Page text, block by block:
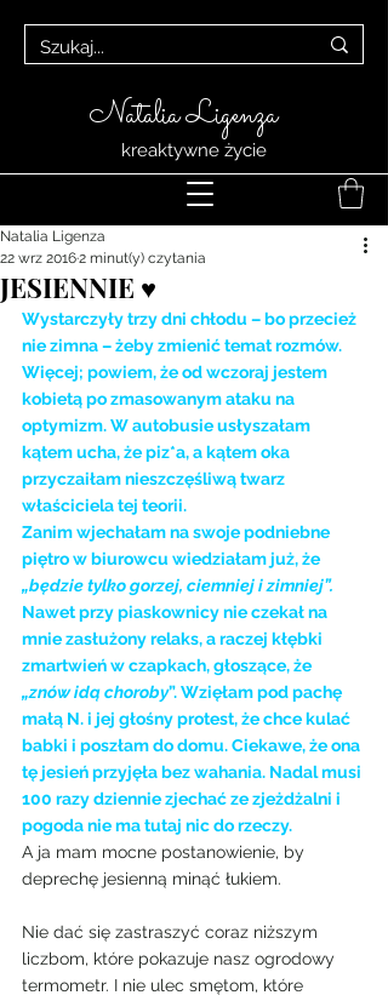
Natalia Ligenza
kreaktywne życie
JESIENNIE ♥
Natalia Ligenza
22 wrz 20162 minut(y) czytania
Wystarczyły trzy dni chłodu – bo przecież
nie zimna – żeby zmienić temat rozmów.
Więcej; powiem, że od wczoraj jestem
kobietą po zmasowanym ataku na
optymizm. W autobusie usłyszałam
kątem ucha, że piz*a, a kątem oka
przyczaiłam nieszczęśliwą twarz
właściciela tej teorii.
Zanim wjechałam na swoje podniebne
piętro w biurowcu wiedziałam już, że
„będzie tylko gorzej, ciemniej i zimniej”.
Nawet przy piaskownicy nie czekał na
mnie zasłużony relaks, a raczej kłębki
zmartwień w czapkach, głoszące, że
„znów idą choroby”. Wzięłam pod pachę
małą N. i jej głośny protest, że chce kulać
babki i poszłam do domu. Ciekawe, że ona
tę jesień przyjęła bez wahania. Nadal musi
100 razy dziennie zjechać ze zjeżdżalni i
pogoda nie ma tutaj nic do rzeczy.
A ja mam mocne postanowienie, by
deprechę jesienną minąć łukiem.
Nie dać się zastraszyć coraz niższym
liczbom, które pokazuje nasz ogrodowy
termometr. I nie ulec smętom, które